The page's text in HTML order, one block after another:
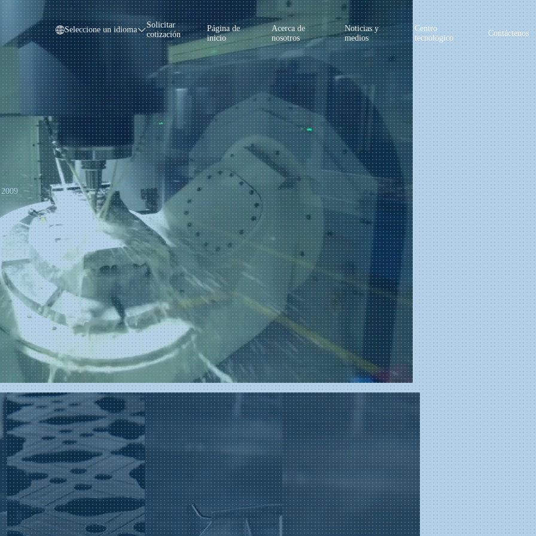
Seleccione un idioma
Solicitar
cotización
Página de
inicio
Acerca de
nosotros
Noticias y
medios
Centro
tecnológico
Contáctenos
2009